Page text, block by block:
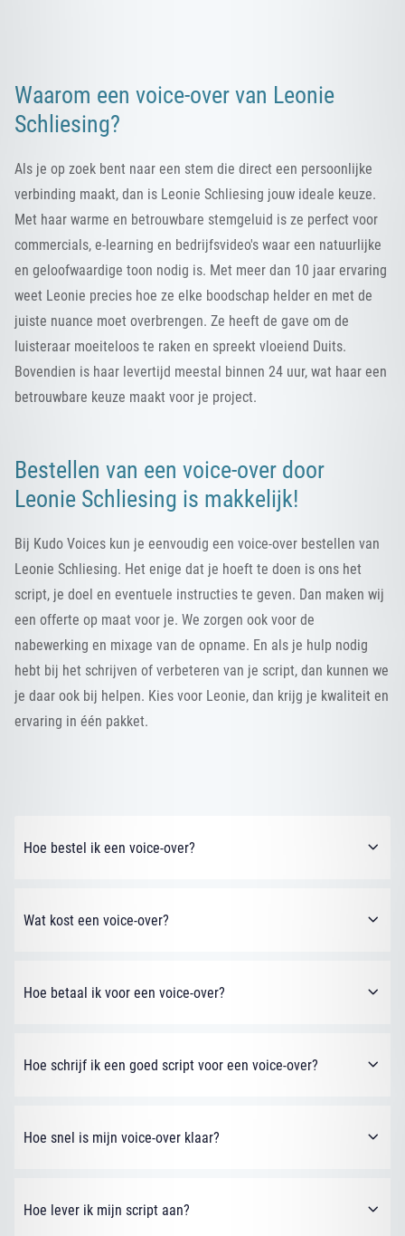
Waarom een voice-over van Leonie
Schliesing?
Als je op zoek bent naar een stem die direct een persoonlijke
verbinding maakt, dan is Leonie Schliesing jouw ideale keuze.
Met haar warme en betrouwbare stemgeluid is ze perfect voor
commercials, e-learning en bedrijfsvideo's waar een natuurlijke
en geloofwaardige toon nodig is. Met meer dan 10 jaar ervaring
weet Leonie precies hoe ze elke boodschap helder en met de
juiste nuance moet overbrengen. Ze heeft de gave om de
luisteraar moeiteloos te raken en spreekt vloeiend Duits.
Bovendien is haar levertijd meestal binnen 24 uur, wat haar een
betrouwbare keuze maakt voor je project.
Bestellen van een voice-over door
Leonie Schliesing is makkelijk!
Bij Kudo Voices kun je eenvoudig een voice-over bestellen van
Leonie Schliesing. Het enige dat je hoeft te doen is ons het
script, je doel en eventuele instructies te geven. Dan maken wij
een offerte op maat voor je. We zorgen ook voor de
nabewerking en mixage van de opname. En als je hulp nodig
hebt bij het schrijven of verbeteren van je script, dan kunnen we
je daar ook bij helpen. Kies voor Leonie, dan krijg je kwaliteit en
ervaring in één pakket.
Hoe bestel ik een voice-over?
Wat kost een voice-over?
Hoe betaal ik voor een voice-over?
Hoe schrijf ik een goed script voor een voice-over?
Hoe snel is mijn voice-over klaar?
Hoe lever ik mijn script aan?